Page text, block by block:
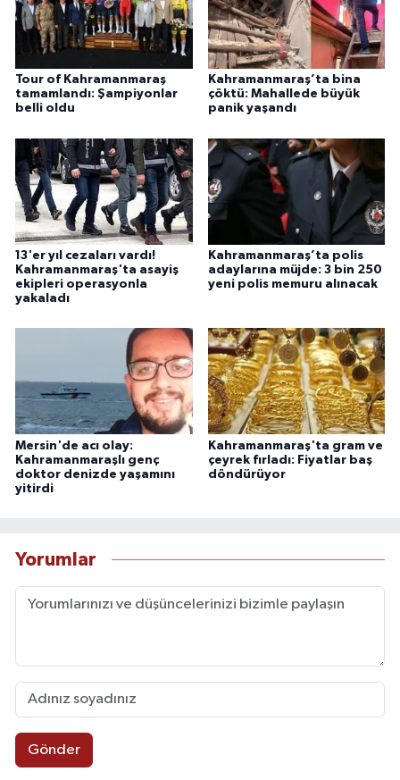
Tour of Kahramanmaraş
tamamlandı: Şampiyonlar
belli oldu
Kahramanmaraş’ta bina
çöktü: Mahallede büyük
panik yaşandı
13'er yıl cezaları vardı!
Kahramanmaraş'ta asayiş
ekipleri operasyonla
yakaladı
Kahramanmaraş’ta polis
adaylarına müjde: 3 bin 250
yeni polis memuru alınacak
Mersin'de acı olay:
Kahramanmaraşlı genç
doktor denizde yaşamını
yitirdi
Kahramanmaraş'ta gram ve
çeyrek fırladı: Fiyatlar baş
döndürüyor
Yorumlar
Gönder